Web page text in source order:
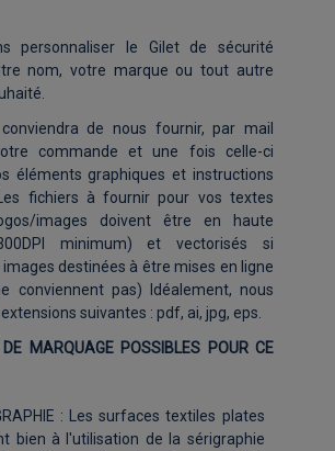
personnaliser le Gilet de sécurité
nom, votre marque ou tout autre
de nous fournir, par mail
commande et une fois celle-ci
éléments graphiques et instructions
fichiers à fournir pour vos textes
images doivent être en haute
minimum) et vectorisés si
images destinées à être mises en ligne
conviennent pas) Idéalement, nous
suivantes : pdf, ai, jpg, eps.
DE MARQUAGE POSSIBLES POUR CE
: Les surfaces textiles plates
bien à l'utilisation de la sérigraphie